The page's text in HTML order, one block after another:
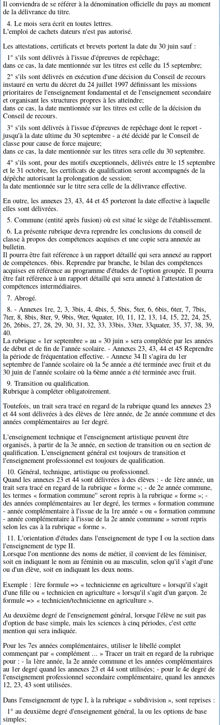
Il conviendra de se référer à la dénomination officielle du pays au moment
de la délivrance du titre.
4. Le mois sera écrit en toutes lettres.
L'emploi de cachets dateurs n'est pas autorisé.
Les attestations, certificats et brevets portent la date du 30 juin sauf :
1° s'ils sont délivrés à l'issue d'épreuves de repêchage;
dans ce cas, la date mentionnée sur les titres est celle du 15 septembre;
2° s'ils sont délivrés en exécution d'une décision du Conseil de recours
instauré en vertu du décret du 24 juillet 1997 définissant les missions
prioritaires de l'enseignement fondamental et de l'enseignement secondaire
et organisant les structures propres à les atteindre;
dans ce cas, la date mentionnée sur les titres est celle de la décision du
Conseil de recours.
3° s'ils sont délivrés à l'issue d'épreuves de repêchage dont le report -
jusqu'à la date ultime du 30 septembre - a été décidé par le Conseil de
classe pour cause de force majeure;
dans ce cas, la date mentionnée sur les titres sera celle du 30 septembre.
4° s'ils sont, pour des motifs exceptionnels, délivrés entre le 15 septembre
et le 31 octobre, les certificats de qualification seront accompagnés de la
dépêche autorisant la prolongation de session;
la date mentionnée sur le titre sera celle de la délivrance effective.
En outre, les annexes 23, 43, 44 et 45 porteront la date effective à laquelle
elles sont délivrées.
5. Commune (entité après fusion) où est situé le siège de l'établissement.
6. La présente rubrique devra reprendre les conclusions du conseil de
classe à propos des compétences acquises et une copie sera annexée au
bulletin.
Il pourra être fait référence à un rapport détaillé qui sera annexé au rapport
de compétences. 6bis. Reprendre par branche, le bilan des compétences
acquises en référence au programme d'études de l'option groupée. Il pourra
être fait référence à un rapport détaillé qui sera annexé à l'attestation de
compétences intermédiaires.
7. Abrogé.
8. - Annexes 1re, 2, 3, 3bis, 4, 4bis, 5, 5bis, 5ter, 6, 6bis, 6ter, 7, 7bis,
7ter, 8, 8bis, 8ter, 9, 9bis, 9ter, 9quater, 10, 11, 12, 13, 14, 15, 22, 24, 25,
26, 26bis, 27, 28, 29, 30, 31, 32, 33, 33bis, 33ter, 33quater, 35, 37, 38, 39,
40.
La rubrique « 1er septembre » au « 30 juin » sera complétée par les années
de début et de fin de l'année scolaire. - Annexes 23, 43, 44 et 45 Reprendre
la période de fréquentation effective. - Annexe 34 Il s'agira du 1er
septembre de l'année scolaire où la 5e année a été terminée avec fruit et du
30 juin de l'année scolaire où la 6ème année a été terminée avec fruit.
9. Transition ou qualification.
Rubrique à compléter obligatoirement.
Toutefois, un trait sera tracé en regard de la rubrique quand les annexes 23
et 44 sont délivrées à des élèves de 1ère année, de 2e année commune et des
années complémentaires au 1er degré.
L'enseignement technique et l'enseignement artistique peuvent être
organisés, à partir de la 3e année, en section de transition ou en section de
qualification. L'enseignement général est toujours de transition et
l'enseignement professionnel est toujours de qualification.
10. Général, technique, artistique ou professionnel.
Quand les annexes 23 et 44 sont délivrées à des élèves : - de 1ère année, un
trait sera tracé en regard de la rubrique « forme »; - de 2e année commune,
les termes « formation commune'' seront repris à la rubrique « forme »; -
des années complémentaires au 1er degré, les termes « formation commune
- année complémentaire à l'issue de la 1re année « ou « formation commune
- année complémentaire à l'issue de la 2e année commune » seront repris
selon les cas à la rubrique « forme ».
11. L'orientation d'études dans l'enseignement de type I ou la section dans
l'enseignement de type II.
Lorsque l'on mentionne des noms de métier, il convient de les féminiser,
soit en indiquant le nom au féminin ou au masculin, selon qu'il s'agit d'une
ou d'un élève, soit en indiquant les deux noms.
Exemple : 1ère formule => « technicienne en agriculture « lorsqu'il s'agit
d'une fille ou « technicien en agriculture « lorsqu'il s'agit d'un garçon. 2e
formule => « technicien/technicienne en agriculture ».
Au deuxième degré de l'enseignement général, lorsque l'élève ne suit pas
d'option de base simple, mais les sciences à cinq périodes, c'est cette
mention qui sera indiquée.
Pour les 7es années complémentaires, utiliser le libellé complet
commençant par « complément ... » Tracer un trait en regard de la rubrique
pour : - la 1ère année, la 2e année commune et les années complémentaires
au 1er degré quand les annexes 23 et 44 sont utilisées; - pour le 4e degré de
l'enseignement professionnel secondaire complémentaire, quand les annexes
12, 23, 43 sont utilisées.
Dans l'enseignement de type I, à la rubrique « subdivision », sont reprises :
1° au deuxième degré d'enseignement général, la ou les options de base
simples;